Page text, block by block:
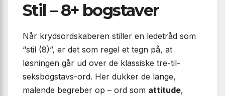
Stil – 8+ bogstaver
Når krydsordskaberen stiller en ledetråd som
“stil (8)”, er det som regel et tegn på, at
løsningen går ud over de klassiske tre-til-
seksbogstavs-ord. Her dukker de lange,
malende begreber op – ord som attitude,